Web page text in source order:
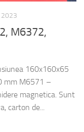
2023
M6372,
160x160x65
mm M6571 –
magnetica. Sunt
carton de...